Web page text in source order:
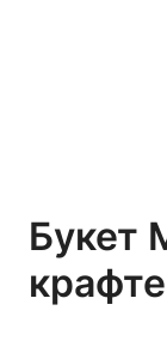
Букет
крафте